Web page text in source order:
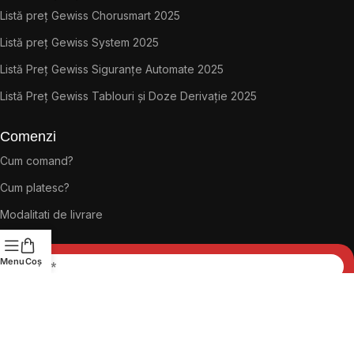
Listă preț Gewiss Chorusmart 2025
Listă preț Gewiss System 2025
Listă Preț Gewiss Siguranțe Automate 2025
Listă Preț Gewiss Tablouri și Doze Derivație 2025
Comenzi
Cum comand?
Cum platesc?
Modalitati de livrare
MenuCoș